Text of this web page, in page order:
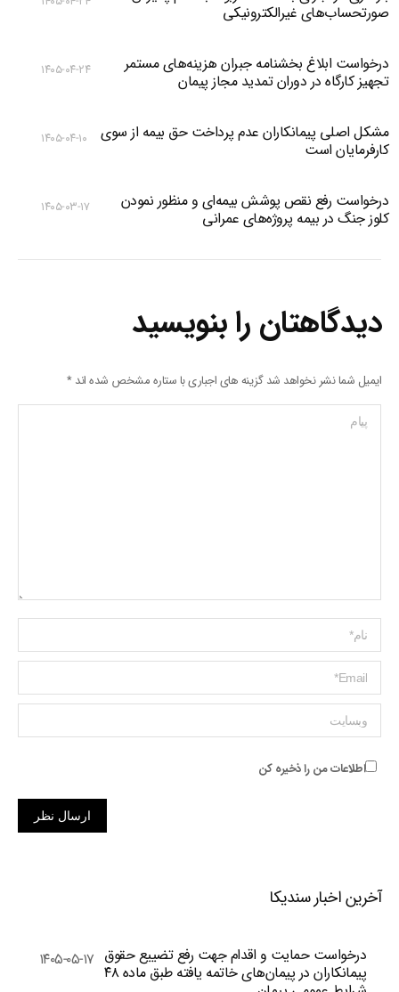
صورتحساب‌های غیرالکترونیکی
درخواست ابلاغ بخشنامه جبران هزینه‌های مستمر
تجهیز کارگاه در دوران تمدید مجاز پیمان
۱۴۰۵-۰۴-۲۴
مشکل اصلی پیمانکاران عدم پرداخت حق بیمه از سوی
کارفرمایان است
۱۴۰۵-۰۴-۱۰
درخواست رفع نقص پوشش بیمه‌ای و منظور نمودن
کلوز جنگ در بیمه پروژه‌های عمرانی
۱۴۰۵-۰۳-۱۷
دیدگاهتان را بنویسید
ایمیل شما نشر نخواهد شد گزینه های اجباری با ستاره مشخص شده اند*
پیام
Name *
ایمیل *
وبسایت
اطلاعات من را ذخیره کن
ارسال نظر
آخرین اخبار سندیکا
درخواست حمایت و اقدام جهت رفع تضییع حقوق
پیمانکاران در پیمان‌های خاتمه یافته طبق ماده ۴۸
۱۴۰۵-۰۵-۱۷